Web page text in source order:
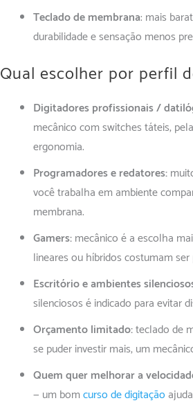
Teclado de membrana: mais
durabilidade e sensação menos
Qual escolher por perfil
Digitadores profissionais /
mecânico com switches táteis,
ergonomia.
Programadores e redatores:
você trabalha em ambiente
membrana.
Gamers:mecânico é a escolha
lineares ou híbridos costumam ser
Escritório e ambientes
silenciosos é indicado para evitar
Orçamento limitado:teclado de
se puder investir mais, um
Quem quer melhorar a
— um bomcurso de digitação